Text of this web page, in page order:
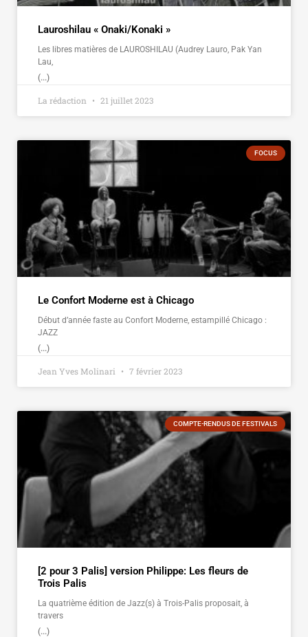
Lauroshilau « Onaki/Konaki »
Les libres matières de LAUROSHILAU (Audrey Lauro, Pak Yan
Lau,
(...)
La rédaction 21 juillet 2023
FOCUS
Le Confort Moderne est à Chicago
Début d’année faste au Confort Moderne, estampillé Chicago :
JAZZ
(...)
Jean Yves Molinari 7 février 2023
COMPTE-RENDUS DE FESTIVALS
[2 pour 3 Palis] version Philippe: Les fleurs de
Trois Palis
La quatrième édition de Jazz(s) à Trois-Palis proposait, à
travers
(...)